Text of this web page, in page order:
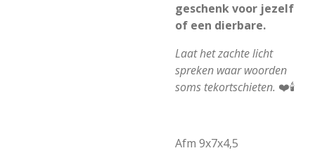
geschenk voor jezelf
of een dierbare.
Laat het zachte licht
spreken waar woorden
soms tekortschieten. ❤️🕯️
Afm 9x7x4,5